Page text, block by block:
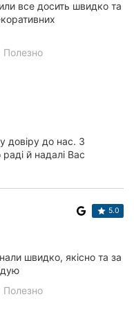
все досить швидко та
Полезно
до нас. З
й надалі Вас
5.0
швидко, якісно та за
Полезно